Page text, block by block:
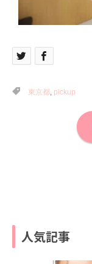
東京都 pickup
人気記事